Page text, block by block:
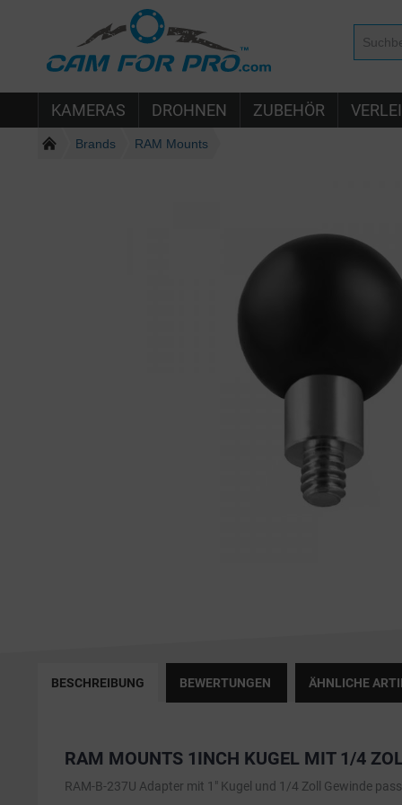
KAMERAS DROHNEN ZUBEHÖR
Brands RAM Mounts
BESCHREIBUNG BEWERTUNGEN ÄHNLICHE
RAM MOUNTS 1INCH KUGEL MIT 1/4
RAM-B-237U Adapter mit 1" Kugel und 1/4 Zoll Gewinde